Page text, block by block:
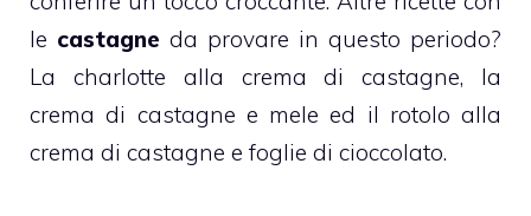
le castagne da provare in questo periodo?
La charlotte alla crema di castagne, la
crema di castagne e mele ed il rotolo alla
crema di castagne e foglie di cioccolato.